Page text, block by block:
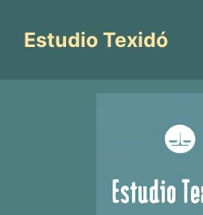
contenido
Estudio Texidó